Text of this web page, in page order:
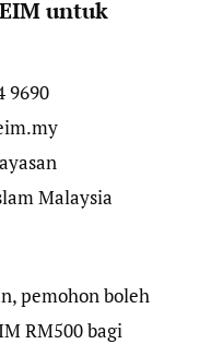
untuk
9690
Malaysia
pemohon boleh
RM500 bagi